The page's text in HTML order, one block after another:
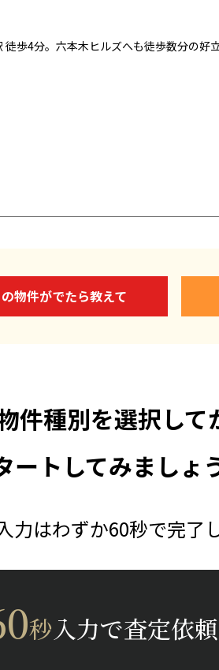
歩4分。六本木ヒルズへも徒歩数分の好
物件がでたら教えて
件種別を選択して
ートしてみましょ
力はわずか60秒で完了
秒入力で査定依頼